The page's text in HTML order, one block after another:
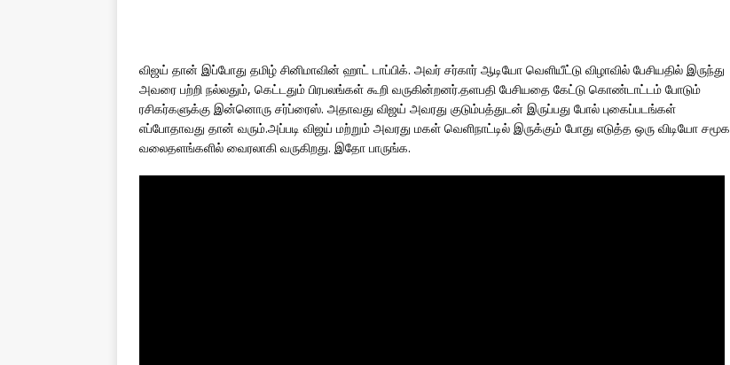
விஜய் தான் இப்போது தமிழ் சினிமாவின் ஹாட் டாப்பிக். அவர் சர்கார் ஆடியோ வெளியீட்டு விழாவில் பேசியதில் இருந்து
அவரை பற்றி நல்லதும், கெட்டதும் பிரபலங்கள் கூறி வருகின்றனர்.தளபதி பேசியதை கேட்டு கொண்டாட்டம் போடும்
ரசிகர்களுக்கு இன்னொரு சர்ப்ரைஸ். அதாவது விஜய் அவரது குடும்பத்துடன் இருப்பது போல் புகைப்படங்கள்
எப்போதாவது தான் வரும்.அப்படி விஜய் மற்றும் அவரது மகள் வெளிநாட்டில் இருக்கும் போது எடுத்த ஒரு விடியோ சமூக
வலைதளங்களில் வைரலாகி வருகிறது. இதோ பாருங்க.